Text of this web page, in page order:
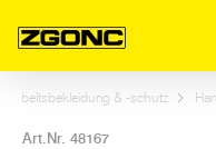
Arbeitsbekleidung & -schutz
Art.Nr. 48167